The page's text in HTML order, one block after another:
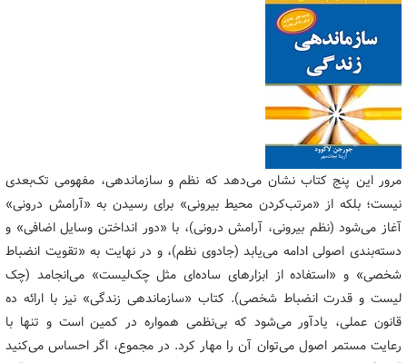
مرور این پنج کتاب نشان می‌دهد که نظم و سازماندهی، مفهومی تک‌بعدی
نیست؛ بلکه از «مرتب‌کردن محیط بیرونی» برای رسیدن به «آرامش درونی»
آغاز می‌شود (نظم بیرونی، آرامش درونی)، با «دور انداختن وسایل اضافی» و
دسته‌بندی اصولی ادامه می‌یابد (جادوی نظم)، و در نهایت به «تقویت انضباط
شخصی» و «استفاده از ابزارهای ساده‌ای مثل چک‌لیست» می‌انجامد (چک
لیست و قدرت انضباط شخصی). کتاب «سازماندهی زندگی» نیز با ارائه ده
قانون عملی، یادآور می‌شود که بی‌نظمی همواره در کمین است و تنها با
رعایت مستمر اصول می‌توان آن را مهار کرد. در مجموع، اگر احساس می‌کنید